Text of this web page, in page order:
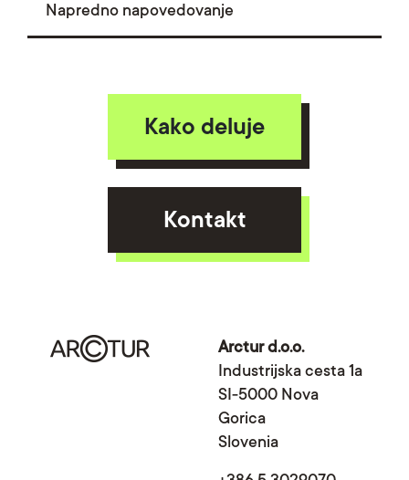
Napredno napovedovanje
Kako deluje
Kontakt
Arctur d.o.o.
Industrijska cesta 1a
SI-5000 Nova
Gorica
Slovenia